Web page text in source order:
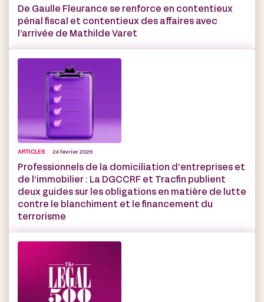
De Gaulle Fleurance se renforce en contentieux
pénal fiscal et contentieux des affaires avec
l’arrivée de Mathilde Varet
ARTICLES 24 février 2026
Professionnels de la domiciliation d’entreprises et
de l’immobilier : La DGCCRF et Tracfin publient
deux guides sur les obligations en matière de lutte
contre le blanchiment et le financement du
terrorisme